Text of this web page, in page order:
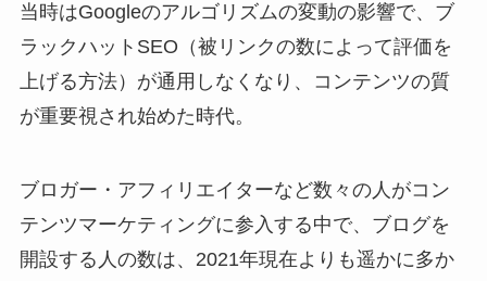
当時はGoogleのアルゴリズムの変動の影響で、ブ
ラックハットSEO（被リンクの数によって評価を
上げる方法）が通用しなくなり、コンテンツの質
が重要視され始めた時代。
ブロガー・アフィリエイターなど数々の人がコン
テンツマーケティングに参入する中で、ブログを
開設する人の数は、2021年現在よりも遥かに多か